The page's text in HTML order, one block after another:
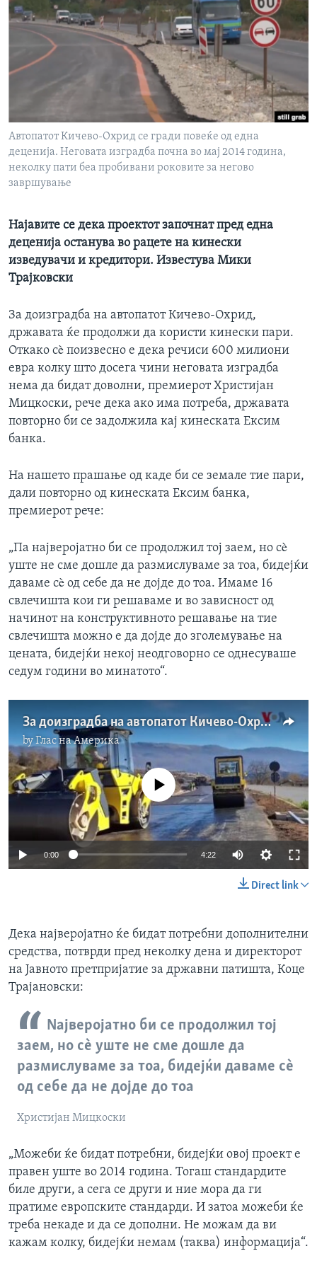
ИНТЕРВЈУА
Јазици
Автопатот Кичево-Охрид се гради повеќе од една
деценија. Неговата изградба почна во мај 2014 година,
неколку пати беа пробивани роковите за негово
завршување
Најавите се дека проектот започнат пред една
деценија останува во рацете на кинески
изведувачи и кредитори. Известува Мики
Трајковски
За доизградба на автопатот Кичево-Охрид,
државата ќе продолжи да користи кинески пари.
Откако сè поизвесно е дека речиси 600 милиони
евра колку што досега чини неговата изградба
нема да бидат доволни, премиерот Христијан
Мицкоски, рече дека ако има потреба, државата
повторно би се задолжила кај кинеската Ексим
банка.
На нашето прашање од каде би се земале тие пари,
дали повторно од кинеската Ексим банка,
премиерот рече:
„Па најверојатно би се продолжил тој заем, но сè
уште не сме дошле да размислуваме за тоа, бидејќи
даваме сè од себе да не дојде до тоа. Имаме 16
свлечишта кои ги решаваме и во зависност од
начинот на конструктивното решавање на тие
свлечишта можно е да дојде до зголемување на
цената, бидејќи некој неодговорно се однесуваше
седум години во минатото“.
За доизградба на автопатот Кичево-Охрид, државата ќе продолжи да користи кинески пари
byГлас на Америка
No media source currently available
0:00 4:22
Direct link
Дека најверојатно ќе бидат потребни дополнителни
средства, потврди пред неколку дена и директорот
на Јавното претпријатие за државни патишта, Коце
Трајановски:
Nајверојатно би се продолжил тој
заем, но сè уште не сме дошле да
размислуваме за тоа, бидејќи даваме сè
од себе да не дојде до тоа
Христијан Мицкоски
„Можеби ќе бидат потребни, бидејќи овој проект е
правен уште во 2014 година. Тогаш стандардите
биле други, а сега се други и ние мора да ги
пратиме европските стандарди. И затоа можеби ќе
треба некаде и да се дополни. Не можам да ви
кажам колку, бидејќи немам (таква) информација“.